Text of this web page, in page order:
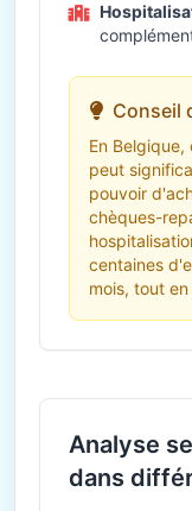
Conseil
En
peut
pouvoir
chèques-
centaines
mois, tout
Analyse
dans